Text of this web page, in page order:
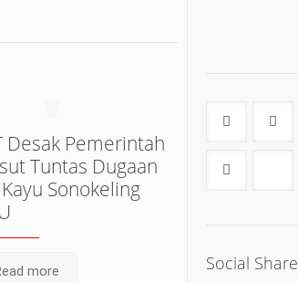
Desak Pemerintah
Tuntas Dugaan
Sonokeling
more Social Share